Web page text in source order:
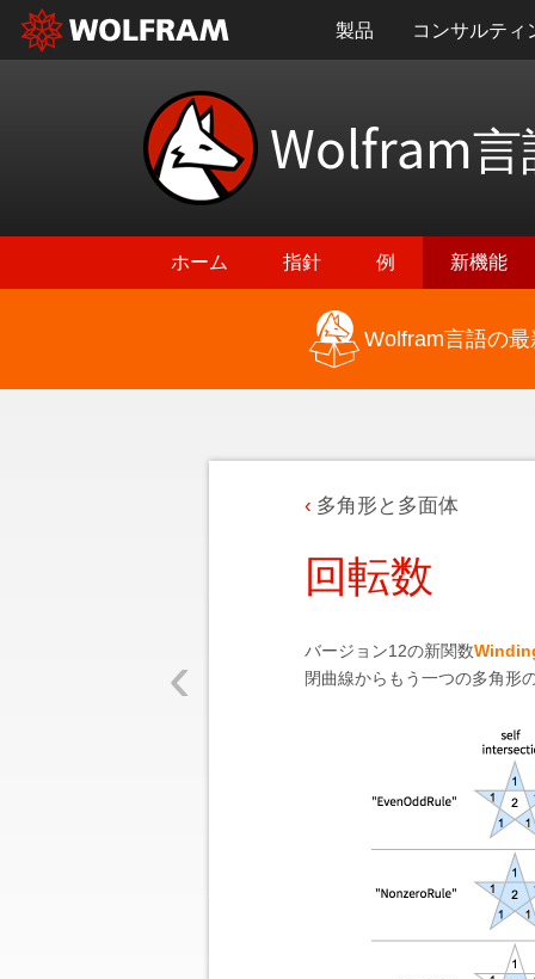
製品 コンサルティ
Wolfram言
ホーム 指針 例 新機能
Wolfram言語の
‹
多角形と多面体
回転数
バージョン12の新関数
閉曲線からもう一つの多角形